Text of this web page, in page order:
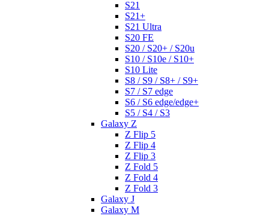
S21
S21+
S21 Ultra
S20 FE
S20 / S20+ / S20u
S10 / S10e / S10+
S10 Lite
S8 / S9 / S8+ / S9+
S7 / S7 edge
S6 / S6 edge/edge+
S5 / S4 / S3
Galaxy Z
Z Flip 5
Z Flip 4
Z Flip 3
Z Fold 5
Z Fold 4
Z Fold 3
Galaxy J
Galaxy M